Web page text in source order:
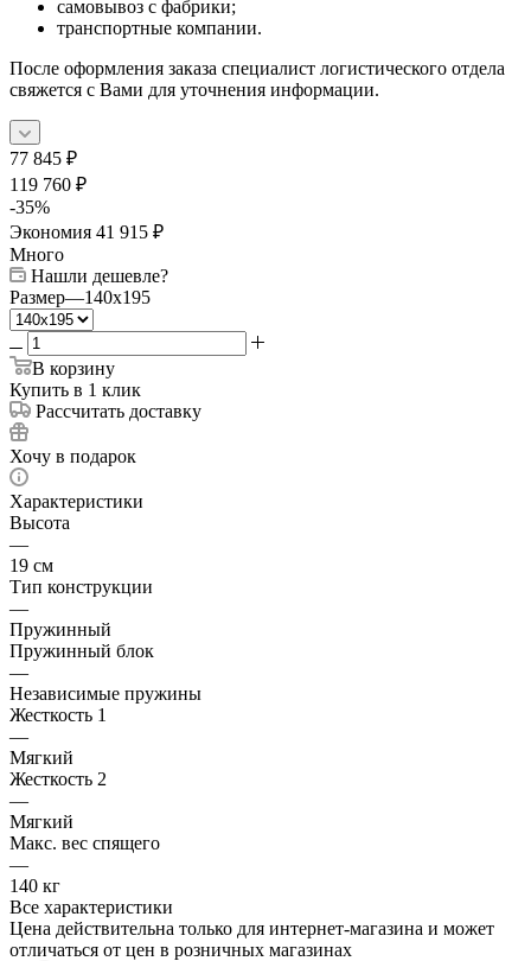
самовывоз с фабрики;
транспортные компании.
После оформления заказа специалист логистического отдела
свяжется с Вами для уточнения информации.
77 845 ₽
119 760 ₽
-35%
Экономия 41 915 ₽
Много
Нашли дешевле?
Размер—140x195
В корзину
Купить в 1 клик
Рассчитать доставку
Хочу в подарок
Характеристики
Высота
—
19 см
Тип конструкции
—
Пружинный
Пружинный блок
—
Независимые пружины
Жесткость 1
—
Мягкий
Жесткость 2
—
Мягкий
Макс. вес спящего
—
140 кг
Все характеристики
Цена действительна только для интернет-магазина и может
отличаться от цен в розничных магазинах